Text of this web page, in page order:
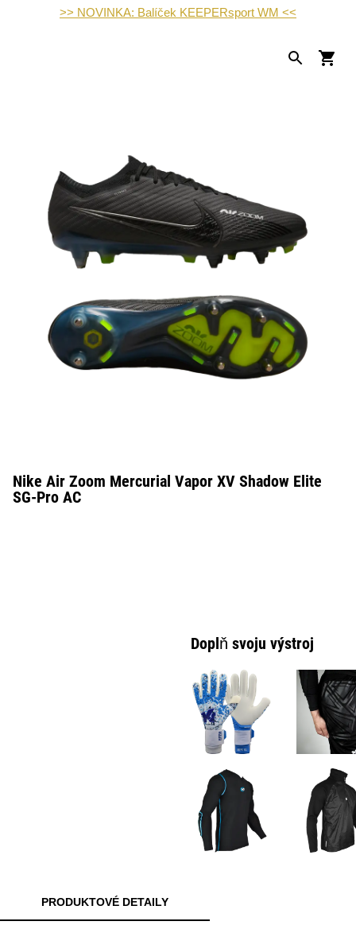
>> NOVINKA: Balíček KEEPERsport WM <<
Nike Air Zoom Mercurial Vapor XV Shadow Elite
SG-Pro AC
Doplň svoju výstroj
PRODUKTOVÉ DETAILY